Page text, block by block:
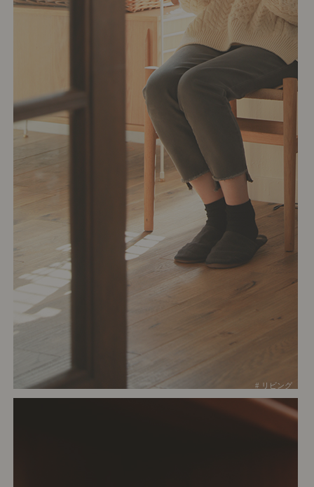
# リビング